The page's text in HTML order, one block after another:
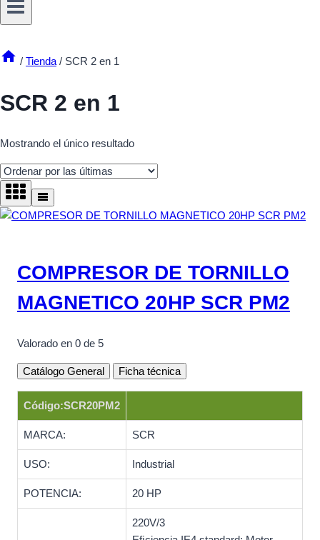
/ Tienda / SCR 2 en 1
SCR 2 en 1
Mostrando el único resultado
COMPRESOR DE TORNILLO
MAGNETICO 20HP SCR PM2
Valorado en 0 de 5
Catálogo General Ficha técnica
Código:SCR20PM2
MARCA: SCR
USO: Industrial
POTENCIA: 20 HP
220V/3